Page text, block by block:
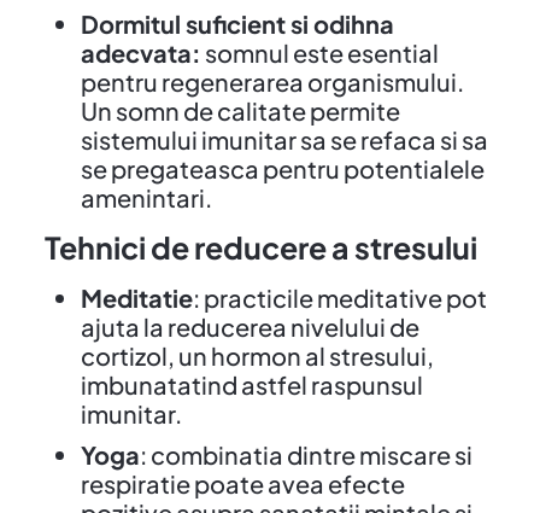
Dormitul suficient si odihna
adecvata: somnul este esential
pentru regenerarea organismului.
Un somn de calitate permite
sistemului imunitar sa se refaca si sa
se pregateasca pentru potentialele
amenintari.
Tehnici de reducere a stresului
Meditatie: practicile meditative pot
ajuta la reducerea nivelului de
cortizol, un hormon al stresului,
imbunatatind astfel raspunsul
imunitar.
Yoga: combinatia dintre miscare si
respiratie poate avea efecte